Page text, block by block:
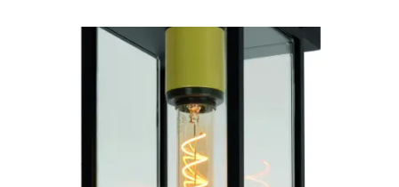
initial
actuel